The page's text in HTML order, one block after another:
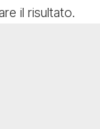
il risultato.